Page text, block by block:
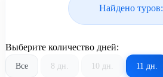
Найдено туров:
Выберите количество дней:
Все 8 дн. 10 дн. 11 дн.